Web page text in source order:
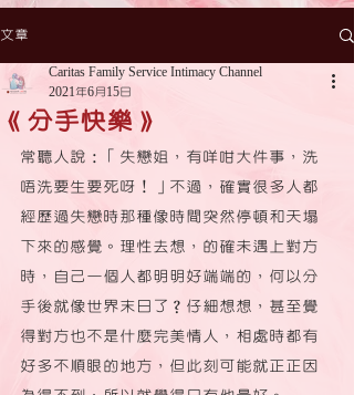
文章
《分手快樂》
Caritas Family Service Intimacy Channel
2021年6月15日
常聽人說：「失戀姐，有咩咁大件事，洗
唔洗要生要死呀！」不過，確實很多人都
經歷過失戀時那種像時間突然停頓和天塌
下來的感覺。理性去想，的確未遇上對方
時，自己一個人都明明好端端的，何以分
手後就像世界末日了？仔細想想，甚至覺
得對方也不是什麼完美情人，相處時都有
好多不順眼的地方，但此刻可能就正正因